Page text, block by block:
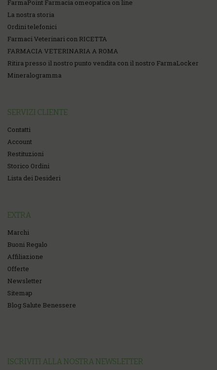
FarmaPoint Farmacia omeopatica on line
La nostra storia
Ordini telefonici
Farmaci Veterinari con RICETTA
FARMACIA VETERINARIA A ROMA
Ritira presso il nostro punto vendita con il nostro FarmaLocker
Mineralogramma
SERVIZI CLIENTE
Contatti
Account
Restituzioni
Storico Ordini
Lista dei Desideri
EXTRA
Marchi
Buoni Regalo
Affiliazione
Offerte
Newsletter
Sitemap
Blog Salute Benessere
ISCRIVITI ALLA NOSTRA NEWSLETTER